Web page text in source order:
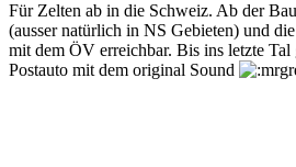
Für Zelten ab in die Schweiz. Ab der
(ausser natürlich in NS Gebieten) und
mit dem ÖV erreichbar. Bis ins letzte Tal
Postauto mit dem original Sound